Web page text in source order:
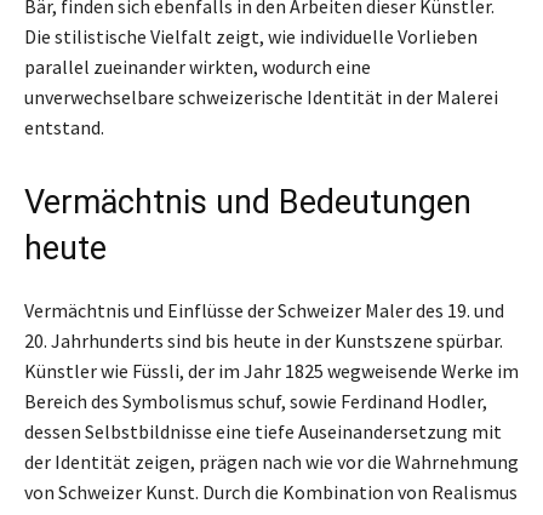
Bär, finden sich ebenfalls in den Arbeiten dieser Künstler.
Die stilistische Vielfalt zeigt, wie individuelle Vorlieben
parallel zueinander wirkten, wodurch eine
unverwechselbare schweizerische Identität in der Malerei
entstand.
Vermächtnis und Bedeutungen
heute
Vermächtnis und Einflüsse der Schweizer Maler des 19. und
20. Jahrhunderts sind bis heute in der Kunstszene spürbar.
Künstler wie Füssli, der im Jahr 1825 wegweisende Werke im
Bereich des Symbolismus schuf, sowie Ferdinand Hodler,
dessen Selbstbildnisse eine tiefe Auseinandersetzung mit
der Identität zeigen, prägen nach wie vor die Wahrnehmung
von Schweizer Kunst. Durch die Kombination von Realismus